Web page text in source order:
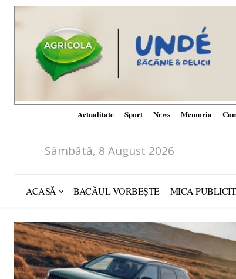
Actualitate Sport News Memoria
Sâmbătă, 8 August 2026
ACASĂ BACĂUL VORBEȘTE MICA